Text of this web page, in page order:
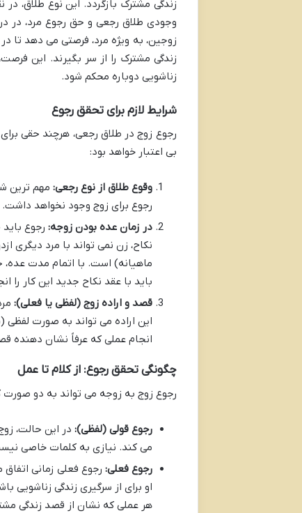
زندگی مشترک بازگردد. این نوع طلاق،
وجودی طلاق رجعی و حق رجوع مرد، در
زوجین، به ویژه مرد، فرصتی می دهد تا
زندگی مشترک را از سر بگیرند. این
زناشویی دوباره محکم شود.
شرایط لازم برای تحقق رجوع
رجوع زوج در طلاق رجعی، هرچند حقی
بی اعتبار خواهد بود:
وقوع طلاق از نوع رجعی: مهم ترین
رجوع برای زوج وجود نخواهد داشت.
در زمان عده بودن زوجه: رجوع
نکاح، زن نمی تواند با مرد دیگری
ماهیانه) است. با اتمام مدت عده،
باید با عقد نکاح جدید این کار را
قصد و اراده زوج (لفظی یا فعلی):
این اراده می تواند به صورت لفظی
انجام عملی که عرفاً نشان دهنده
چگونگی تحقق رجوع: از کلام تا عمل
رجوع زوج به زوجه می تواند به دو
رجوع قولی (لفظی): در این حالت،
می کند. نیازی به کلمات خاصی
رجوع فعلی: رجوع فعلی زمانی اتفاق
او برای از سرگیری زندگی زناشویی
هر عملی که نشان از قصد زندگی مشترک داشته